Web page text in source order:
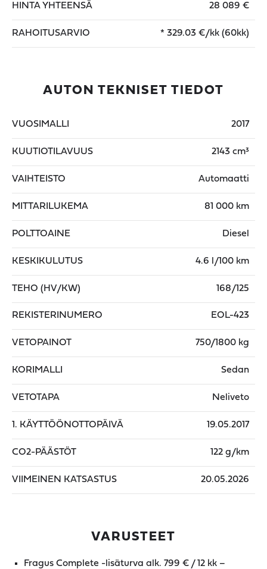
HINTA YHTEENSÄ 28 089 €
RAHOITUSARVIO * 329.03 €/kk (60kk)
AUTON TEKNISET TIEDOT
VUOSIMALLI 2017
KUUTIOTILAVUUS 2143 cm³
VAIHTEISTO Automaatti
MITTARILUKEMA 81 000 km
POLTTOAINE Diesel
KESKIKULUTUS 4.6 l/100 km
TEHO (HV/KW) 168/125
REKISTERINUMERO EOL-423
VETOPAINOT 750/1800 kg
KORIMALLI Sedan
VETOTAPA Neliveto
1. KÄYTTÖÖNOTTOPÄIVÄ 19.05.2017
CO2-PÄÄSTÖT 122 g/km
VIIMEINEN KATSASTUS 20.05.2026
VARUSTEET
Fragus Complete -lisäturva alk. 799 € / 12 kk –